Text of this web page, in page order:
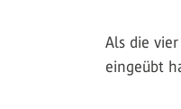
Als die
eingeübt